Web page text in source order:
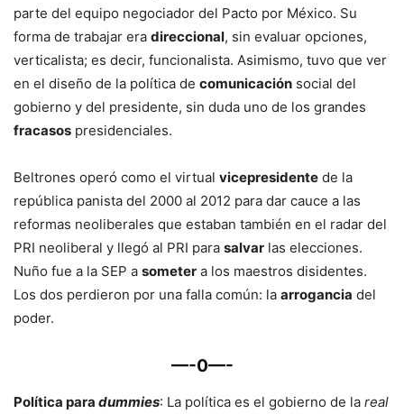
parte del equipo negociador del Pacto por México. Su
forma de trabajar era direccional, sin evaluar opciones,
verticalista; es decir, funcionalista. Asimismo, tuvo que ver
en el diseño de la política de comunicación social del
gobierno y del presidente, sin duda uno de los grandes
fracasos presidenciales.
Beltrones operó como el virtual vicepresidente de la
república panista del 2000 al 2012 para dar cauce a las
reformas neoliberales que estaban también en el radar del
PRI neoliberal y llegó al PRI para salvar las elecciones.
Nuño fue a la SEP a someter a los maestros disidentes.
Los dos perdieron por una falla común: la arrogancia del
poder.
—-0—-
Política para dummies: La política es el gobierno de la real